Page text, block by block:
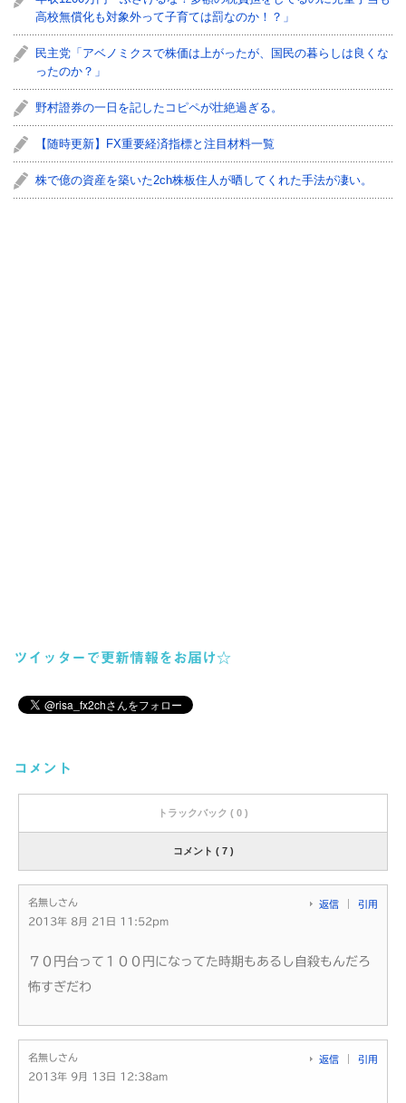
高校無償化も対象外って子育ては罰なのか！？」
民主党「アベノミクスで株価は上がったが、国民の暮らしは良くな
ったのか？」
野村證券の一日を記したコピペが壮絶過ぎる。
【随時更新】FX重要経済指標と注目材料一覧
株で億の資産を築いた2ch株板住人が晒してくれた手法が凄い。
ツイッターで更新情報をお届け☆
コメント
トラックバック ( 0 )
コメント ( 7 )
名無しさん
2013年 8月 21日 11:52pm
返信 引用
７０円台って１００円になってた時期もあるし自殺もんだろ
怖すぎだわ
名無しさん
2013年 9月 13日 12:38am
返信 引用